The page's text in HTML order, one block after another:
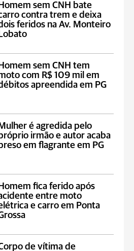
Homem sem CNH bate
contra trem e deixa
feridos na Av. Monteiro
Lobato
Homem sem CNH tem
com R$ 109 mil em
apreendida em PG
Mulher é agredida pelo
irmão e autor acaba
em flagrante em PG
Homem fica ferido após
entre moto
e carro em Ponta
de vítima de